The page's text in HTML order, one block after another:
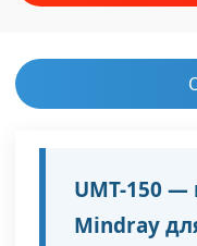
UMT-150
Mindray